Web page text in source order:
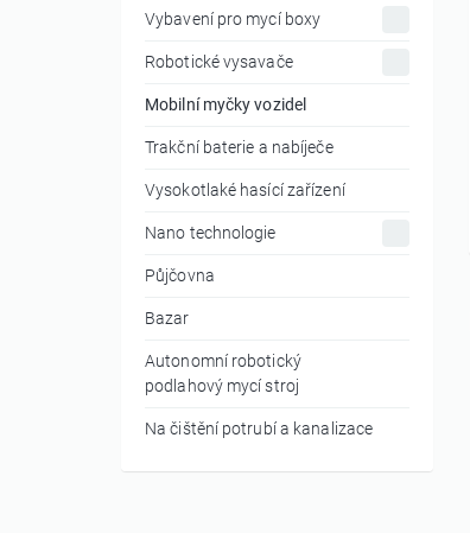
Vybavení pro mycí boxy
Robotické vysavače
Mobilní myčky vozidel
Trakční baterie a nabíječe
Vysokotlaké hasící zařízení
Nano technologie
Půjčovna
Bazar
Autonomní robotický
podlahový mycí stroj
Na čištění potrubí a kanalizace